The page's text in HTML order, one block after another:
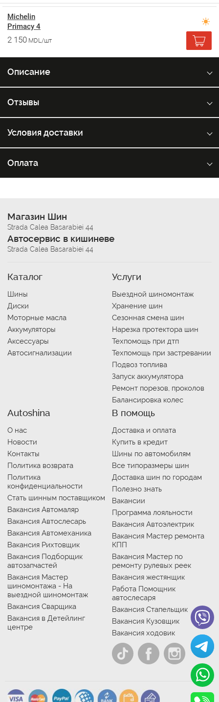
Michelin
Primacy 4
2 150 MDL/шт
Описание
Отзывы
Условия доставки
Оплата
Магазин Шин
Strada Calea Basarabiei 44
Автосервис в кишиневе
Strada Calea Basarabiei 44
Каталог
Шины
Диски
Моторные масла
Аккумуляторы
Аксессуары
Автосигнализации
Услуги
Выездной шиномонтаж
Хранение шин
Сезонная смена шин
Нарезка протектора шин
Техпомощь при дтп
Техпомощь при застревании
Подвоз топлива
Запуск аккумулятора
Ремонт порезов, проколов
Балансировка колес
Autoshina
О нас
Новости
Контакты
Политика возврата
Политика
конфиденциальности
Стать шинным поставщиком
Вакансия Автомаляр
Вакансия Автослесарь
Вакансия Автомеханика
Вакансия Рихтовщик
Вакансия Подборщик
автозапчастей
Вакансия Мастер
шиномонтажа - На
выездной шиномонтаж
Вакансия Сварщика
Вакансия в Детейлинг
центре
В помощь
Доставка и оплата
Купить в кредит
Шины по автомобилям
Все типоразмеры шин
Доставка шин по городам
Полезно знать
Вакансии
Программа лояльности
Вакансия Автоэлектрик
Вакансия Мастер ремонта
КПП
Вакансия Мастер по
ремонту рулевых реек
Вакансия жестянщик
Работа Помощник
автослесаря
Вакансия Стапельщик
Вакансия Кузовщик
Вакансия ходовик